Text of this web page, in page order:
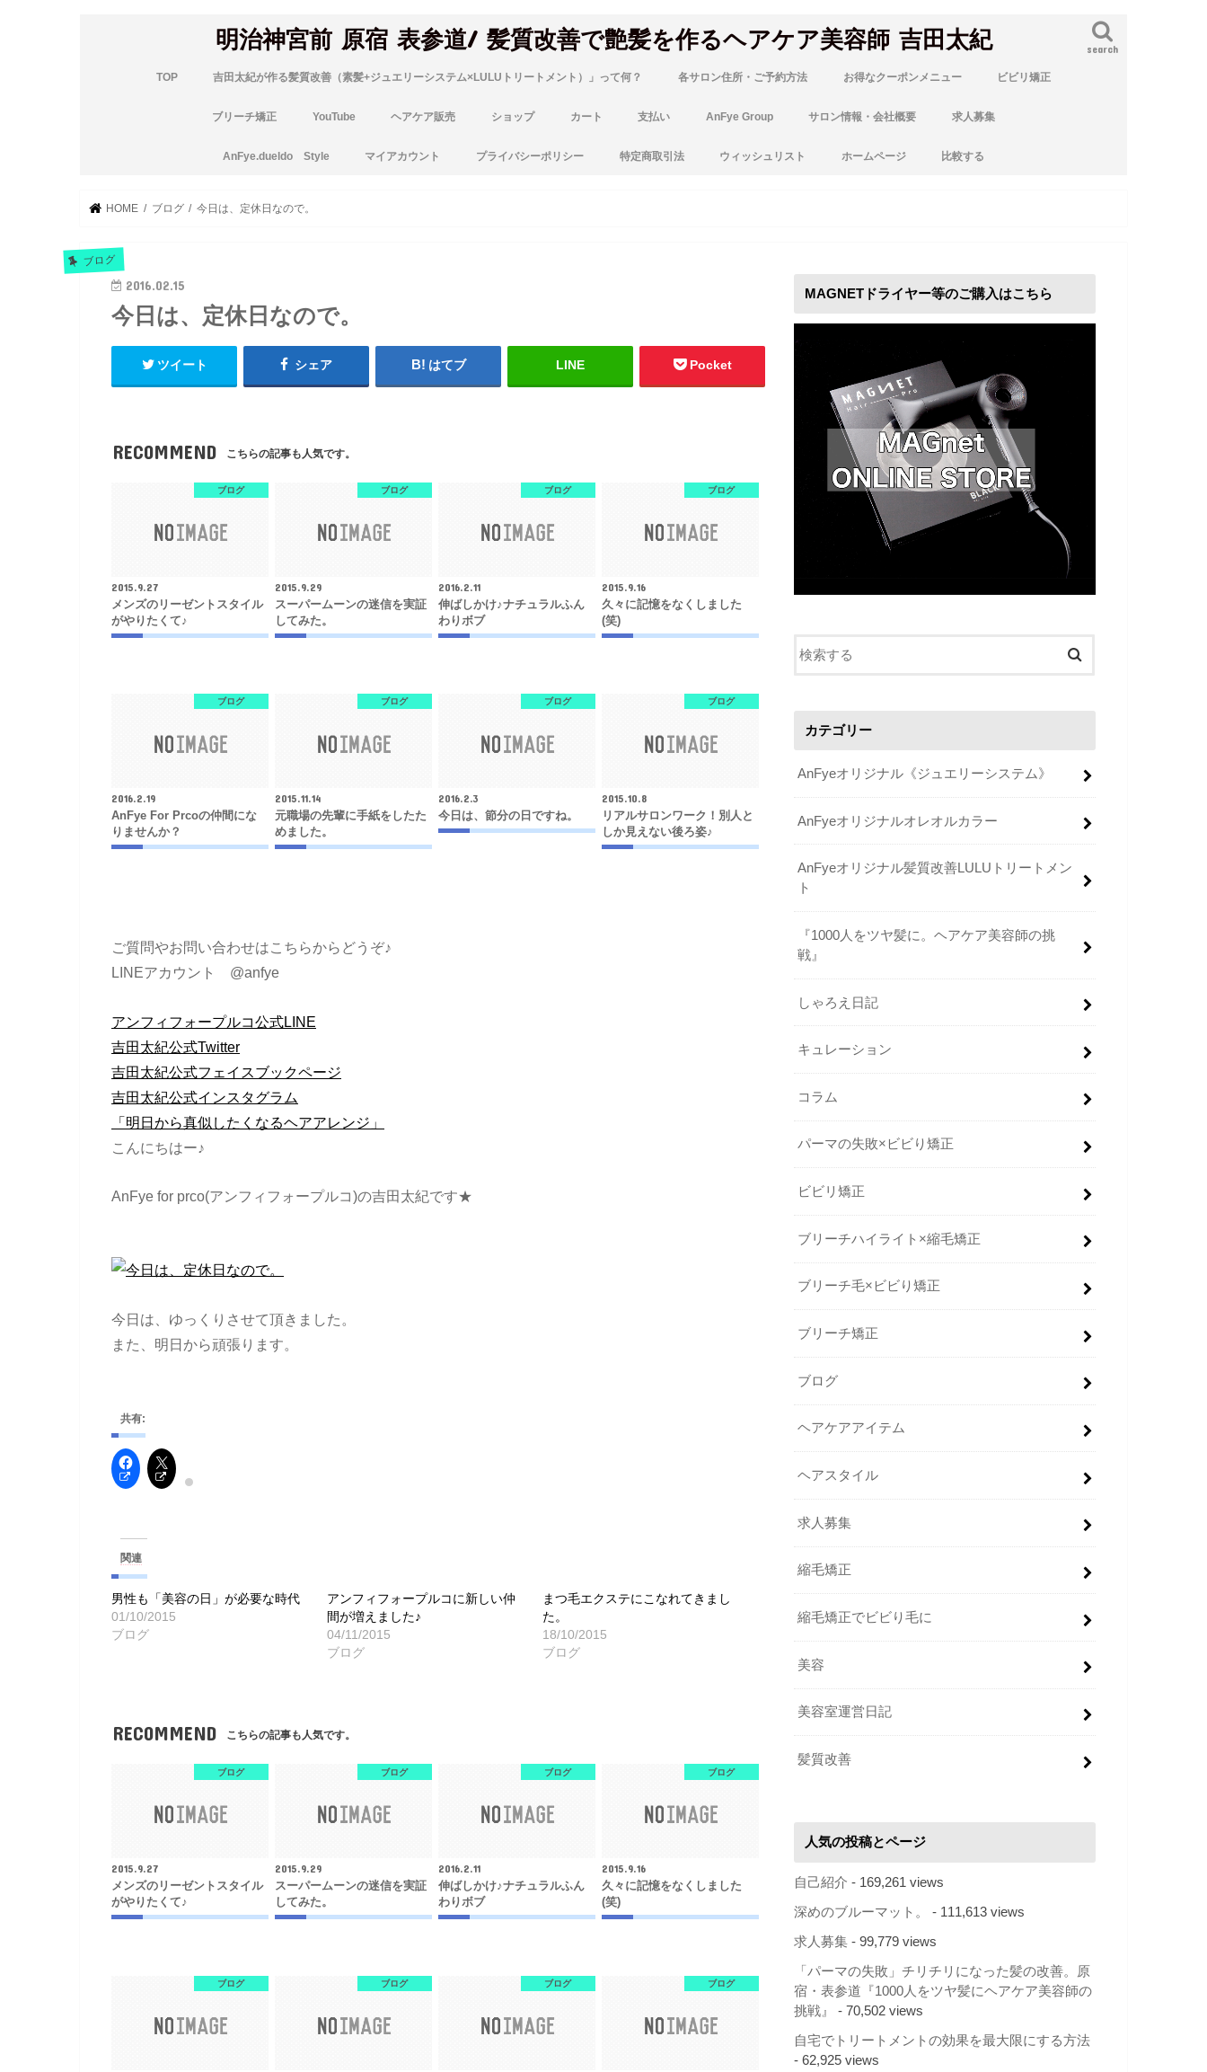
明治神宮前 原宿 表参道/ 髪質改善で艶髪を作るヘアケア美容師 吉田太紀 search
TOP 吉田太紀が作る髪質改善（素髪+ジュエリーシステム×LULUトリートメント）」って何？ 各サロン住所・ご予約方法 お得なクーポンメニュー ビビリ矯正
ブリーチ矯正 YouTube ヘアケア販売 ショップ カート 支払い AnFye Group サロン情報・会社概要 求人募集
AnFye.dueldo Style マイアカウント プライバシーポリシー 特定商取引法 ウィッシュリスト ホームページ 比較する
HOME ブログ 今日は、定休日なので。
ブログ
2016.02.15
今日は、定休日なので。
ツイート シェア はてブ LINE Pocket
RECOMMEND こちらの記事も人気です。
ブログ
2015.9.27
メンズのリーゼントスタイル
がやりたくて♪
ブログ
2015.9.29
スーパームーンの迷信を実証
してみた。
ブログ
2016.2.11
伸ばしかけ♪ナチュラルふん
わりボブ
ブログ
2015.9.16
久々に記憶をなくしました
(笑)
ブログ
2016.2.19
AnFye For Prcoの仲間にな
りませんか？
ブログ
2015.11.14
元職場の先輩に手紙をしたた
めました。
ブログ
2016.2.3
今日は、節分の日ですね。
ブログ
2015.10.8
リアルサロンワーク！別人と
しか見えない後ろ姿♪
ご質問やお問い合わせはこちらからどうぞ♪
LINEアカウント @anfye
アンフィフォープルコ公式LINE
吉田太紀公式Twitter
吉田太紀公式フェイスブックページ
吉田太紀公式インスタグラム
「明日から真似したくなるヘアアレンジ」
こんにちはー♪
AnFye for prco(アンフィフォープルコ)の吉田太紀です★
今日は、ゆっくりさせて頂きました。
また、明日から頑張ります。
共有:
関連
男性も「美容の日」が必要な時代
01/10/2015
ブログ
アンフィフォープルコに新しい仲
間が増えました♪
04/11/2015
ブログ
まつ毛エクステにこなれてきまし
た。
18/10/2015
ブログ
RECOMMEND こちらの記事も人気です。
ブログ
2015.9.27
メンズのリーゼントスタイル
がやりたくて♪
ブログ
2015.9.29
スーパームーンの迷信を実証
してみた。
ブログ
2016.2.11
伸ばしかけ♪ナチュラルふん
わりボブ
ブログ
2015.9.16
久々に記憶をなくしました
(笑)
ブログ ブログ ブログ ブログ
MAGNETドライヤー等のご購入はこちら
カテゴリー
AnFyeオリジナル《ジュエリーシステム》
AnFyeオリジナルオレオルカラー
AnFyeオリジナル髪質改善LULUトリートメン
ト
『1000人をツヤ髪に。ヘアケア美容師の挑
戦』
しゃろえ日記
キュレーション
コラム
パーマの失敗×ビビり矯正
ビビリ矯正
ブリーチハイライト×縮毛矯正
ブリーチ毛×ビビり矯正
ブリーチ矯正
ブログ
ヘアケアアイテム
ヘアスタイル
求人募集
縮毛矯正
縮毛矯正でビビり毛に
美容
美容室運営日記
髪質改善
人気の投稿とページ
自己紹介 - 169,261 views
深めのブルーマット。 - 111,613 views
求人募集 - 99,779 views
「パーマの失敗」チリチリになった髪の改善。原
宿・表参道『1000人をツヤ髪にヘアケア美容師の
挑戦』
- 70,502 views
自宅でトリートメントの効果を最大限にする方法
- 62,925 views